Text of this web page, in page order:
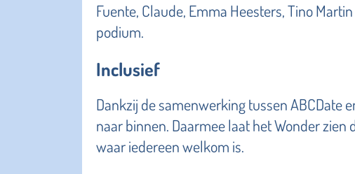
Fuente, Claude, Emma Heesters, Tino
podium.
Inclusief
Dankzij de samenwerking tussen ABCDate
naar binnen. Daarmee laat het Wonder
waar iedereen welkom is.